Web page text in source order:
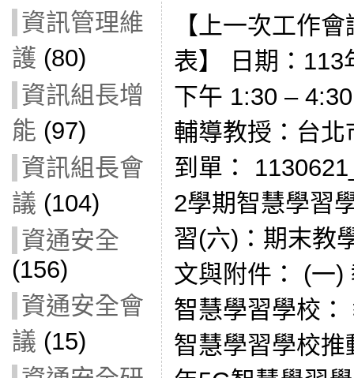
資訊管理維
護 (80)
資訊組長增
能 (97)
資訊組長會
議 (104)
資通安全
(156)
資通安全會
議 (15)
【上一次工作
表】 日期：113
下午 1:30 –
輔導教授：台
到單：
2學期智慧學習
習(六)：期末教
文與附件： (一)
智慧學習學校
智慧學習學校